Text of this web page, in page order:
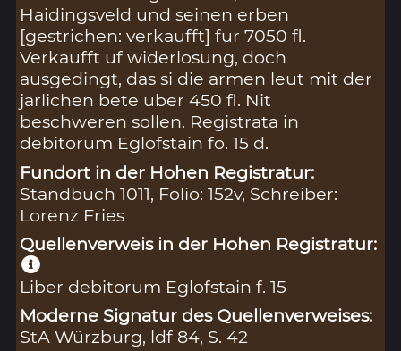
Haidingsveld und seinen erben
[gestrichen: verkaufft] fur 7050 fl.
Verkaufft uf widerlosung, doch
ausgedingt, das si die armen leut mit der
jarlichen bete uber 450 fl. Nit
beschweren sollen. Registrata in
debitorum Eglofstain fo. 15 d.
Fundort in der Hohen Registratur:
Standbuch 1011, Folio: 152v, Schreiber:
Lorenz Fries
Quellenverweis in der Hohen Registratur:
Liber debitorum Eglofstain f. 15
Moderne Signatur des Quellenverweises:
StA Würzburg, ldf 84, S. 42